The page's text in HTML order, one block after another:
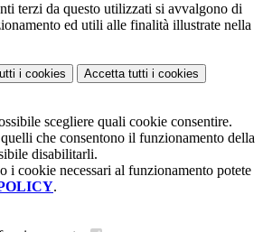
terzi da questo utilizzati si avvalgono di
ed utili alle finalità illustrate nella
i cookies Accetta tutti i cookies
scegliere quali cookie consentire.
che consentono il funzionamento della
disabilitarli.
i cookie necessari al funzionamento potete
.